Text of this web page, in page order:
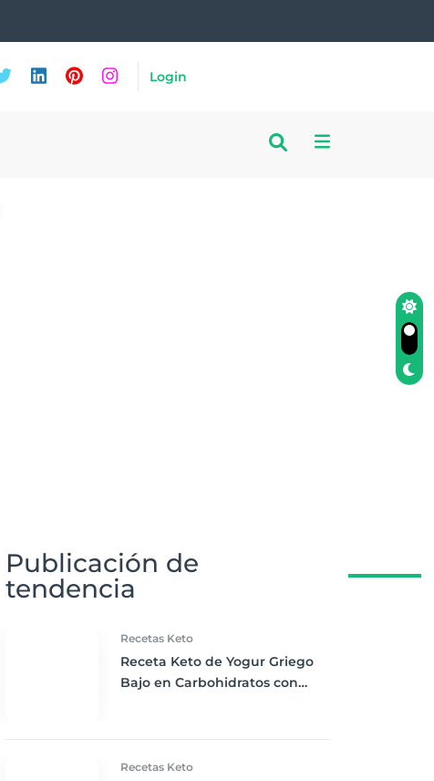
Login
Publicación de
tendencia
Recetas Keto
Receta Keto de Yogur Griego
Bajo en Carbohidratos con
Recetas Keto